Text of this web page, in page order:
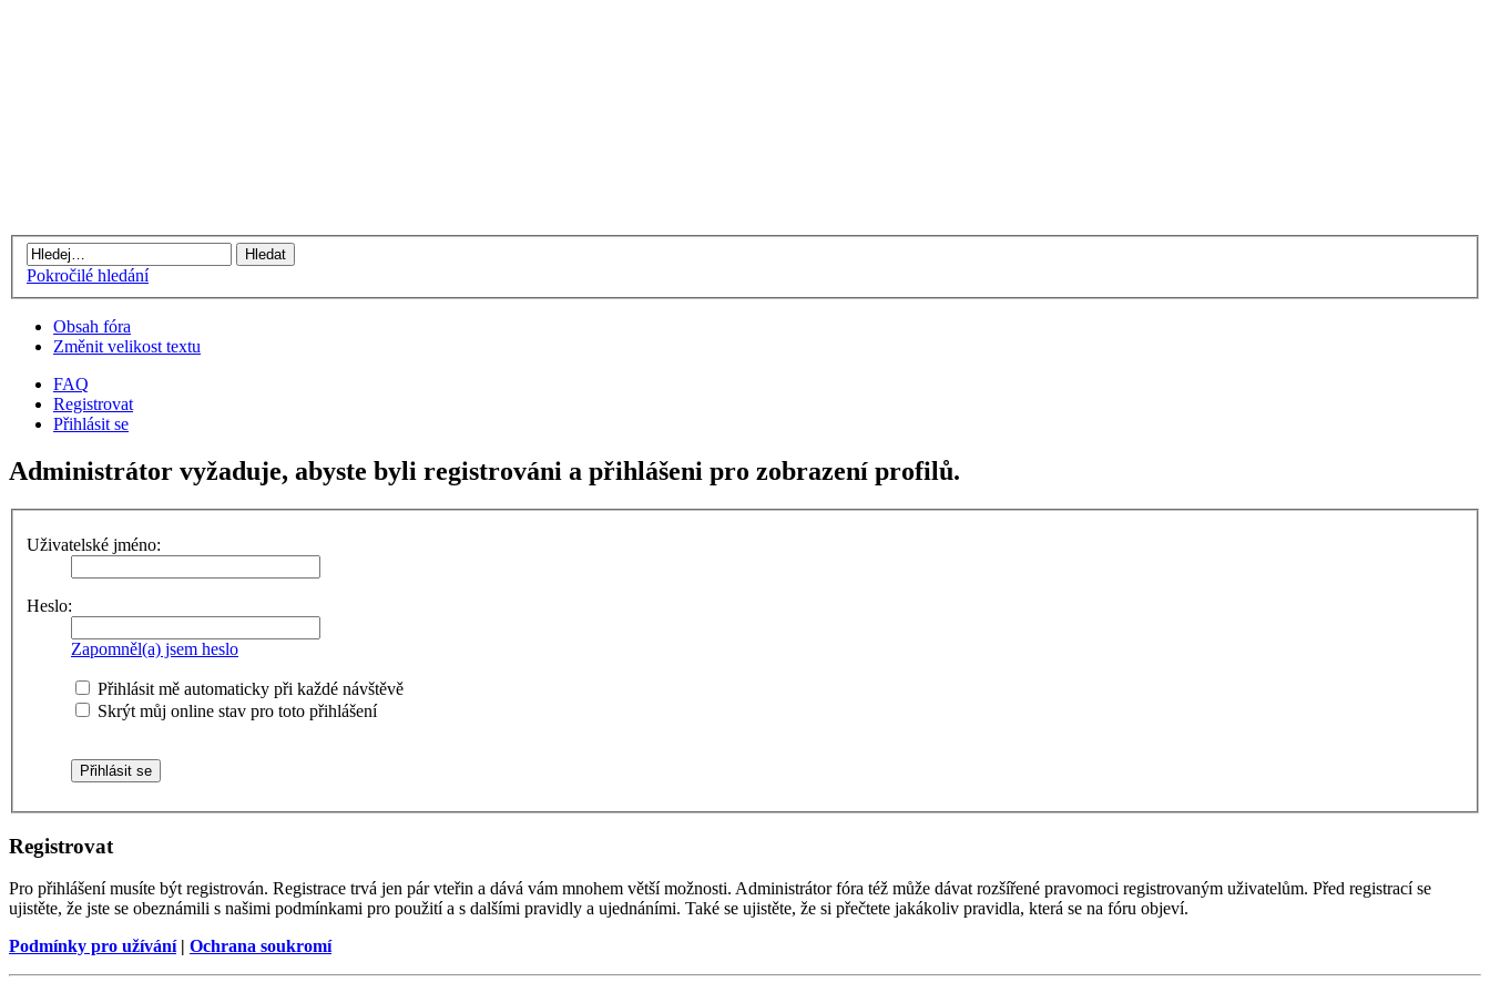
Pokročilé hledání
Obsah fóra
Změnit velikost textu
FAQ
Registrovat
Přihlásit se
Administrátor vyžaduje, abyste byli registrováni a přihlášeni pro zobrazení profilů.
Uživatelské jméno:
Heslo:
Zapomněl(a) jsem heslo
Přihlásit mě automaticky při každé návštěvě
Skrýt můj online stav pro toto přihlášení
Registrovat
Pro přihlášení musíte být registrován. Registrace trvá jen pár vteřin a dává vám mnohem větší možnosti. Administrátor fóra též může dávat rozšířené pravomoci registrovaným uživatelům. Před registrací se
ujistěte, že jste se obeznámili s našimi podmínkami pro použití a s dalšími pravidly a ujednáními. Také se ujistěte, že si přečtete jakákoliv pravidla, která se na fóru objeví.
Podmínky pro užívání| Ochrana soukromí